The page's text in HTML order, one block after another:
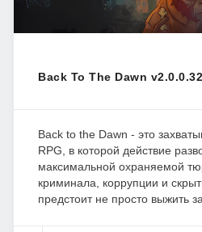
Back To The Dawn v2.0.0.32
Back to the Dawn - это
RPG, в которой действие
максимальной охраняемой
криминала, коррупции и
предстоит не просто выжить